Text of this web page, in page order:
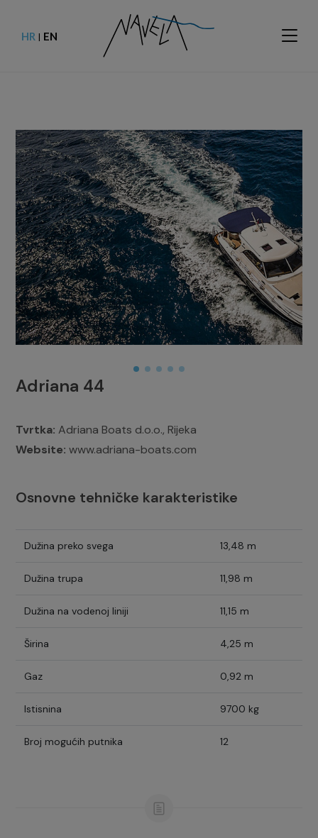
HR | EN
Adriana 44
Tvrtka: Adriana Boats d.o.o., Rijeka
Website: www.adriana-boats.com
Osnovne tehničke karakteristike
Dužina preko svega 13,48 m
Dužina trupa 11,98 m
Dužina na vodenoj liniji 11,15 m
Širina 4,25 m
Gaz 0,92 m
Istisnina 9700 kg
Broj mogućih putnika 12